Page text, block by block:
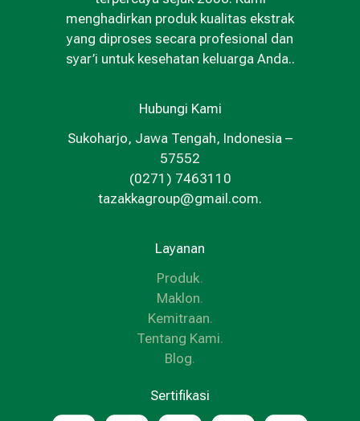
menghadirkan produk kualitas ekstrak
yang diproses secara profesional dan
syar’i untuk kesehatan keluarga Anda..
Hubungi Kami
Sukoharjo, Jawa Tengah, Indonesia –
57552
(0271) 7463110
tazakkagroup@gmail.com.
Layanan
Produk.
Maklon.
Kemitraan.
Tentang Kami.
Blog.
Sertifikasi